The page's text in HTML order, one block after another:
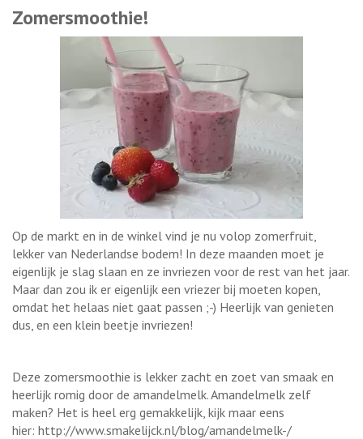
Zomersmoothie!
Op de markt en in de winkel vind je nu volop zomerfruit,
lekker van Nederlandse bodem! In deze maanden moet je
eigenlijk je slag slaan en ze invriezen voor de rest van het jaar.
Maar dan zou ik er eigenlijk een vriezer bij moeten kopen,
omdat het helaas niet gaat passen ;-) Heerlijk van genieten
dus, en een klein beetje invriezen!
Deze zomersmoothie is lekker zacht en zoet van smaak en
heerlijk romig door de amandelmelk. Amandelmelk zelf
maken? Het is heel erg gemakkelijk, kijk maar eens
hier: http://www.smakelijck.nl/blog/amandelmelk-/